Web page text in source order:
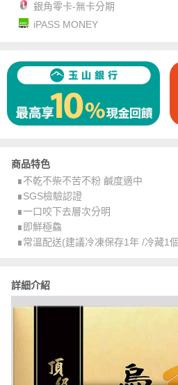
銀角零卡-無卡分期
iPASS MONEY
商品特色
∎不乾不柴不苦不粉 鹹度適中
∎SGS檢驗認證
∎一口咬下去層次分明
∎即鮮極鱻
∎常溫配送(建議冷凍保存1年 /冷藏1
詳細介紹